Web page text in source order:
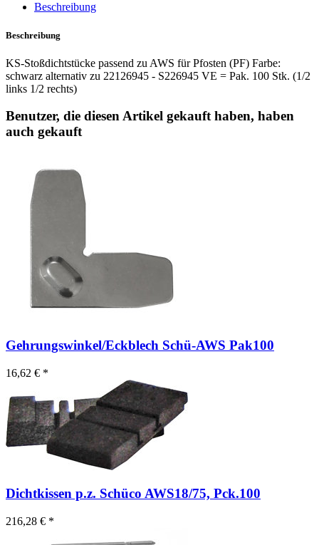
Beschreibung
Beschreibung
KS-Stoßdichtstücke passend zu AWS für Pfosten (PF) Farbe:
schwarz alternativ zu 22126945 - S226945 VE = Pak. 100 Stk. (1/2
links 1/2 rechts)
Benutzer, die diesen Artikel gekauft haben, haben
auch gekauft
Gehrungswinkel/Eckblech Schü-AWS Pak100
16,62 € *
Dichtkissen p.z. Schüco AWS18/75, Pck.100
216,28 € *